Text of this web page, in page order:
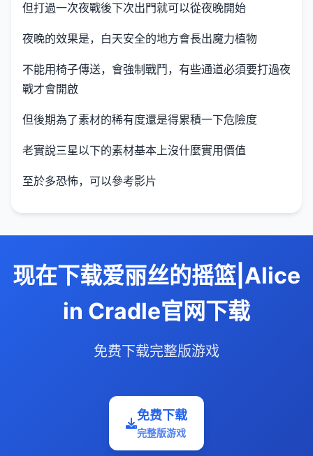
但打過一次夜戰後下次出門就可以從夜晚開始
夜晚的效果是，白天安全的地方會長出魔力植物
不能用椅子傳送，會強制戰鬥，有些通道必須要打過夜
戰才會開啟
但後期為了素材的稀有度還是得累積一下危險度
老實說三星以下的素材基本上沒什麼實用價值
至於多恐怖，可以參考影片
现在下载爱丽丝的摇篮|Alice
in Cradle官网下载
免费下载完整版游戏
免费下载
完整版游戏